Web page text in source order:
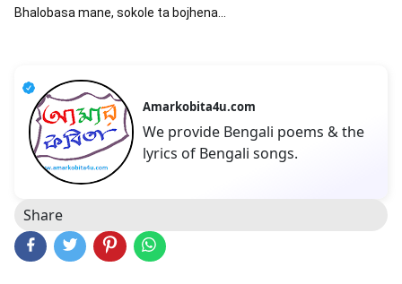
Bhalobasa mane, sokole ta bojhena...
Amarkobita4u.com
We provide Bengali poems & the
lyrics of Bengali songs.
Share